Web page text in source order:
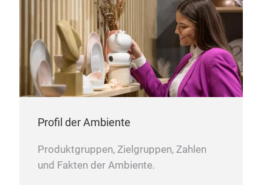
Profil der Ambiente
Produktgruppen, Zielgruppen, Zahlen
und Fakten der Ambiente.